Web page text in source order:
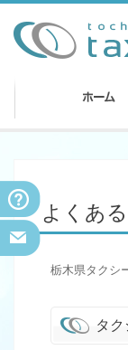
よくあ
栃木県タクシ
タ